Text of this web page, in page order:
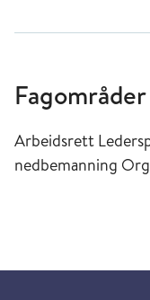
Fagområder
Arbeidsrett
nedbemanning